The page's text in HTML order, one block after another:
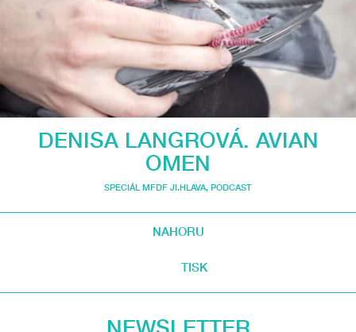
DENISA LANGROVÁ. AVIAN
OMEN
SPECIÁL MFDF JI.HLAVA, PODCAST
NAHORU
TISK
NEWSLETTER